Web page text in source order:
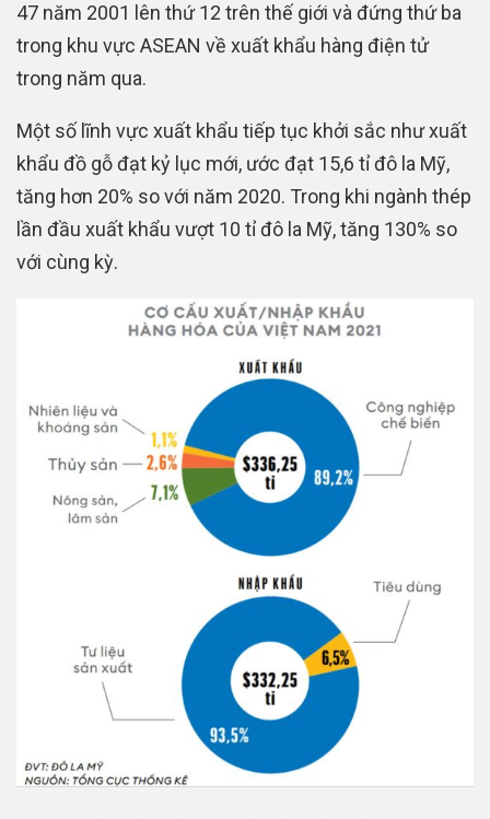
47 năm 2001 lên thứ 12 trên thế giới và đứng thứ ba
trong khu vực ASEAN về xuất khẩu hàng điện tử
trong năm qua.
Một số lĩnh vực xuất khẩu tiếp tục khởi sắc như xuất
khẩu đồ gỗ đạt kỷ lục mới, ước đạt 15,6 tỉ đô la Mỹ,
tăng hơn 20% so với năm 2020. Trong khi ngành thép
lần đầu xuất khẩu vượt 10 tỉ đô la Mỹ, tăng 130% so
với cùng kỳ.